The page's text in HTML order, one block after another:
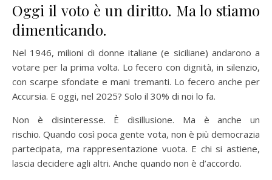
Oggi il voto è un diritto. Ma lo stiamo
dimenticando.
Nel 1946, milioni di donne italiane (e siciliane) andarono a
votare per la prima volta. Lo fecero con dignità, in silenzio,
con scarpe sfondate e mani tremanti. Lo fecero anche per
Accursia. E oggi, nel 2025? Solo il 30% di noi lo fa.
Non è disinteresse. È disillusione. Ma è anche un
rischio. Quando così poca gente vota, non è più democrazia
partecipata, ma rappresentazione vuota. E chi si astiene,
lascia decidere agli altri. Anche quando non è d’accordo.